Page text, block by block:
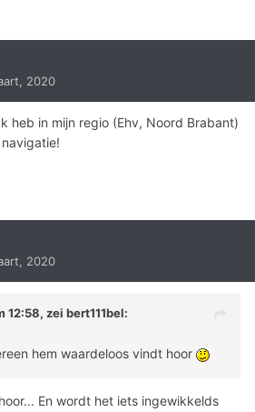
2020
heb in mijn regio (Ehv, Noord Brabant)
2020
12:58, zei bert111bel:
hem waardeloos vindt hoor
En wordt het iets ingewikkelds